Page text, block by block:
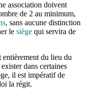
association doivent
de 2 au minimum,
, sans aucune distinction
le siège qui servira de
entièrement du lieu du
dans certaines
il est impératif de
la régit.